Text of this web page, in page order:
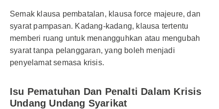
Semak klausa pembatalan, klausa force majeure, dan
syarat pampasan. Kadang-kadang, klausa tertentu
memberi ruang untuk menangguhkan atau mengubah
syarat tanpa pelanggaran, yang boleh menjadi
penyelamat semasa krisis.
Isu Pematuhan Dan Penalti Dalam Krisis
Undang Undang Syarikat